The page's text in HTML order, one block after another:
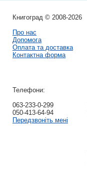
Книгоград © 2008-2026
Про нас
Допомога
Оплата та доставка
Контактна форма
Телефони:
063-233-0-299
050-413-64-94
Передзвоніть мені